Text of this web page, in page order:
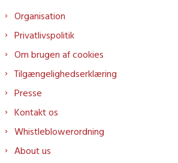
Organisation
Privatlivspolitik
Om brugen af cookies
Tilgængelighedserklæring
Presse
Kontakt os
Whistleblowerordning
About us